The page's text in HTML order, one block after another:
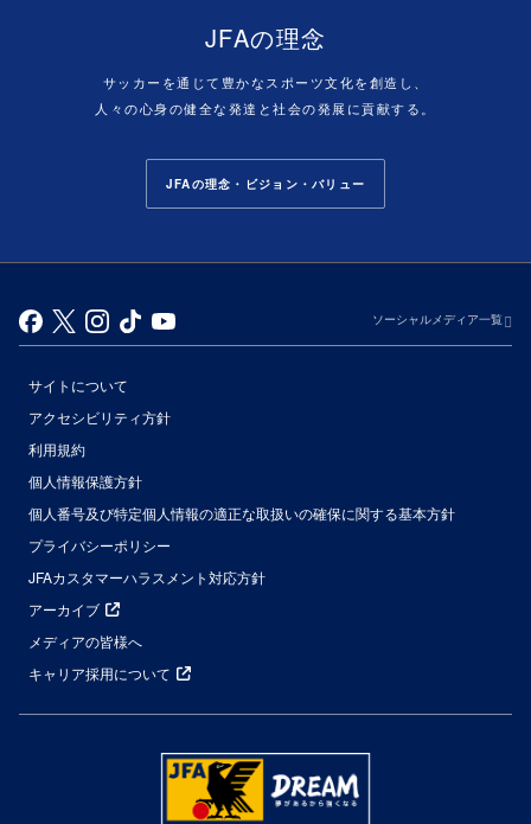
JFAの理念
サッカーを通じて豊かなスポーツ文化を創造し、
人々の心身の健全な発達と社会の発展に貢献する。
JFAの理念・ビジョン・バリュー
ソーシャルメディア一覧
サイトについて
アクセシビリティ方針
利用規約
個人情報保護方針
個人番号及び特定個人情報の適正な取扱いの確保に関する基本方針
プライバシーポリシー
JFAカスタマーハラスメント対応方針
アーカイブ
メディアの皆様へ
キャリア採用について